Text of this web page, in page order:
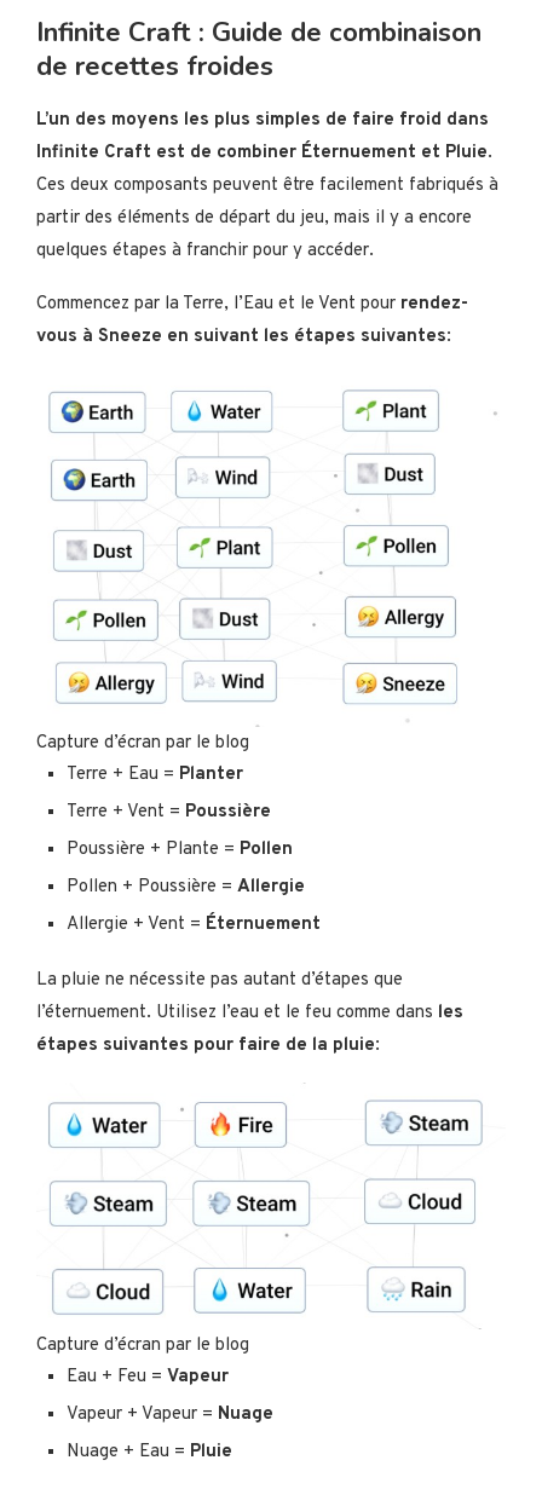
Infinite Craft : Guide de combinaison
de recettes froides
L’un des moyens les plus simples de faire froid dans
Infinite Craft est de combiner Éternuement et Pluie.
Ces deux composants peuvent être facilement fabriqués à
partir des éléments de départ du jeu, mais il y a encore
quelques étapes à franchir pour y accéder.
Commencez par la Terre, l’Eau et le Vent pour rendez-
vous à Sneeze en suivant les étapes suivantes:
Capture d’écran par le blog
Terre + Eau = Planter
Terre + Vent = Poussière
Poussière + Plante = Pollen
Pollen + Poussière = Allergie
Allergie + Vent = Éternuement
La pluie ne nécessite pas autant d’étapes que
l’éternuement. Utilisez l’eau et le feu comme dans les
étapes suivantes pour faire de la pluie:
Capture d’écran par le blog
Eau + Feu = Vapeur
Vapeur + Vapeur = Nuage
Nuage + Eau = Pluie